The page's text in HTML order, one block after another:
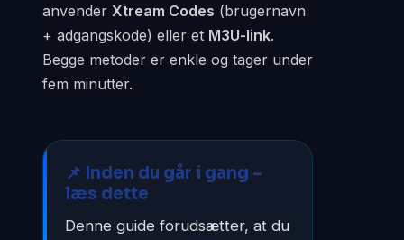
anvender Xtream Codes (brugernavn
+ adgangskode) eller et M3U-link.
Begge metoder er enkle og tager under
fem minutter.
📌 Inden du går i gang –
læs dette
Denne guide forudsætter, at du